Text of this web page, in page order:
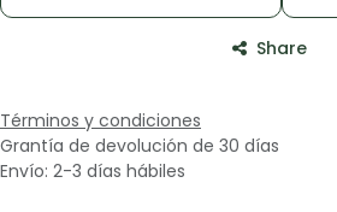
Share
Términos y condiciones
Grantía de devolución de 30 días
Envío: 2-3 días hábiles